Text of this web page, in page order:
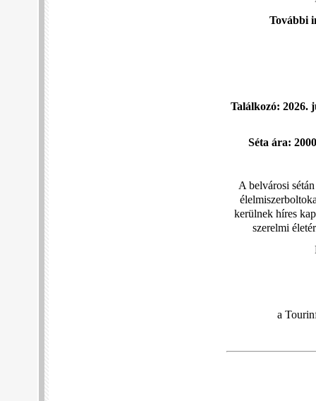
További
Találkozó:
Séta ára:
A belvárosi
kerülnek híres
szerelmi
a